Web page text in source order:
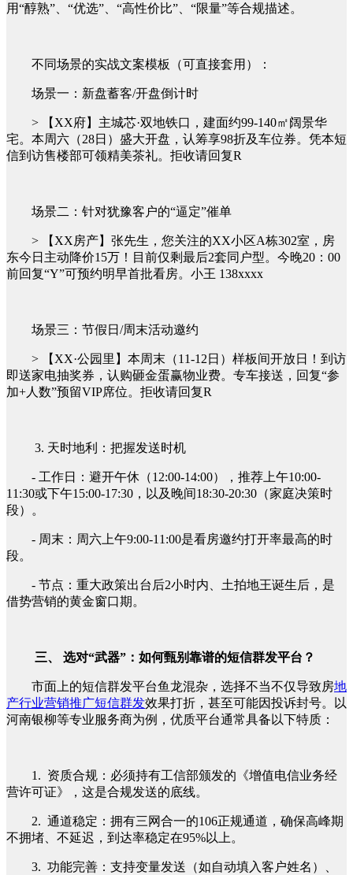
用“醇熟”、“优选”、“高性价比”、“限量”等合规描述。
不同场景的实战文案模板（可直接套用）：
场景一：新盘蓄客/开盘倒计时
> 【XX府】主城芯·双地铁口，建面约99-140㎡阔景华
宅。本周六（28日）盛大开盘，认筹享98折及车位券。凭本短
信到访售楼部可领精美茶礼。拒收请回复R
场景二：针对犹豫客户的“逼定”催单
> 【XX房产】张先生，您关注的XX小区A栋302室，房
东今日主动降价15万！目前仅剩最后2套同户型。今晚20：00
前回复“Y”可预约明早首批看房。小王 138xxxx
场景三：节假日/周末活动邀约
> 【XX·公园里】本周末（11-12日）样板间开放日！到访
即送家电抽奖券，认购砸金蛋赢物业费。专车接送，回复“参
加+人数”预留VIP席位。拒收请回复R
3. 天时地利：把握发送时机
- 工作日：避开午休（12:00-14:00），推荐上午10:00-
11:30或下午15:00-17:30，以及晚间18:30-20:30（家庭决策时
段）。
- 周末：周六上午9:00-11:00是看房邀约打开率最高的时
段。
- 节点：重大政策出台后2小时内、土拍地王诞生后，是
借势营销的黄金窗口期。
三、 选对“武器”：如何甄别靠谱的短信群发平台？
市面上的短信群发平台鱼龙混杂，选择不当不仅导致房地
产行业营销推广短信群发效果打折，甚至可能因投诉封号。以
河南银柳等专业服务商为例，优质平台通常具备以下特质：
1. 资质合规：必须持有工信部颁发的《增值电信业务经
营许可证》，这是合规发送的底线。
2. 通道稳定：拥有三网合一的106正规通道，确保高峰期
不拥堵、不延迟，到达率稳定在95%以上。
3. 功能完善：支持变量发送（如自动填入客户姓名）、